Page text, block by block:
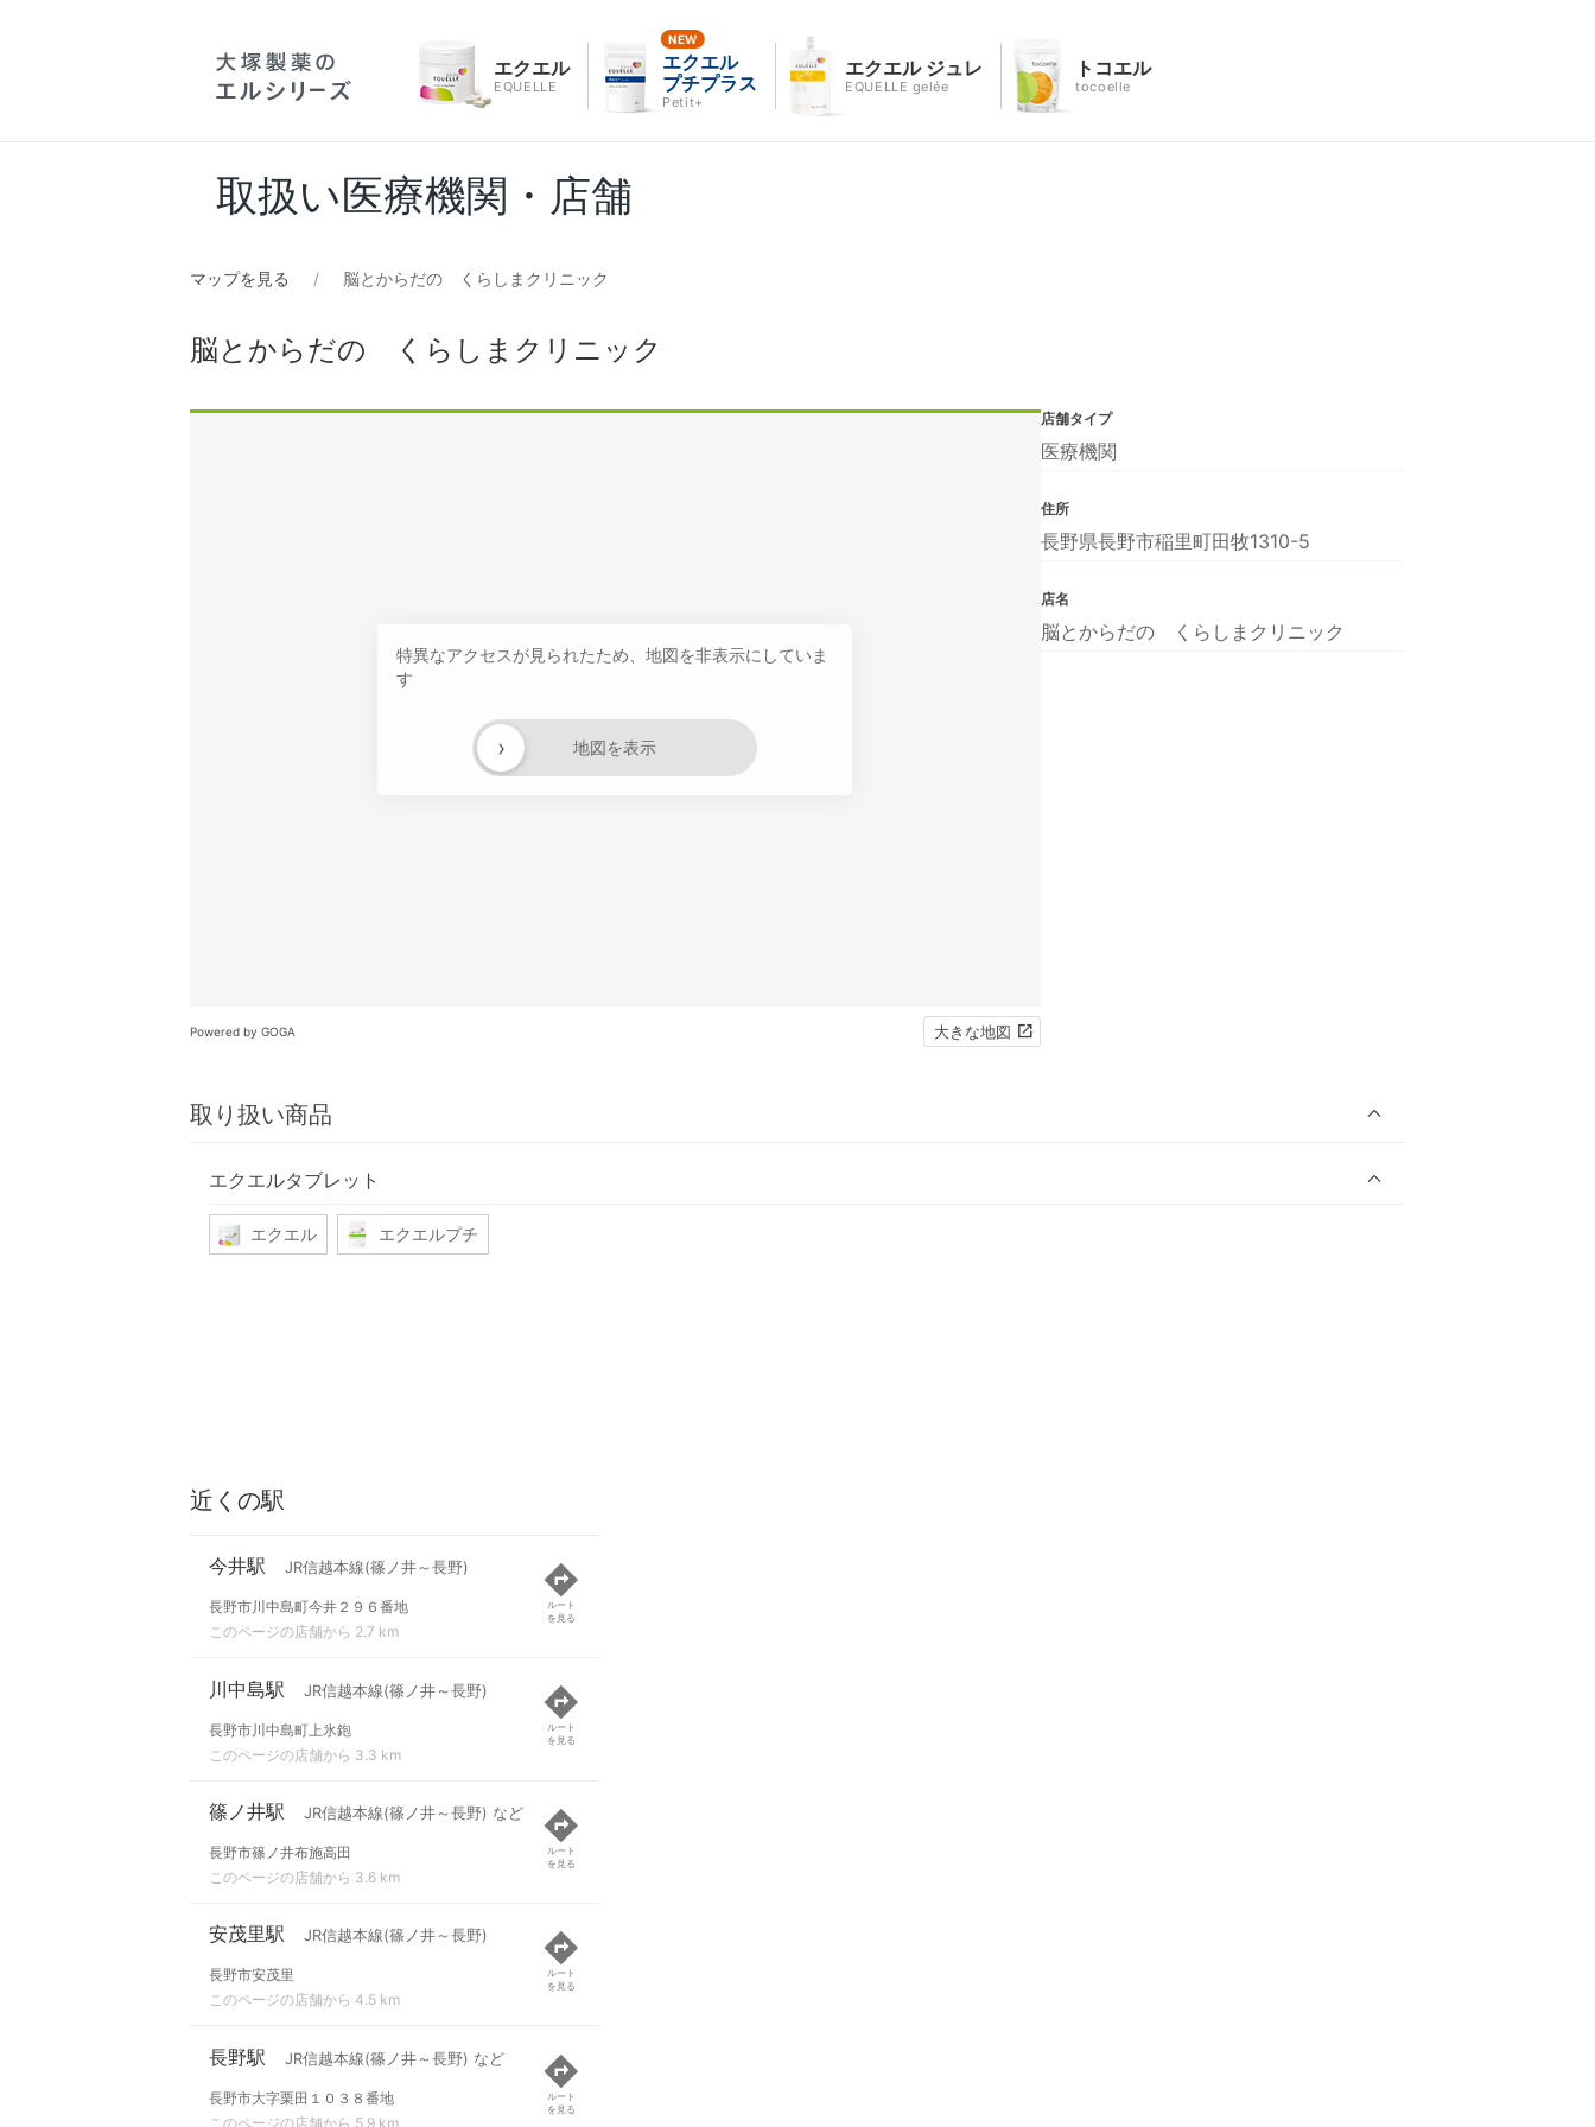
エクエル
EQUELLE
エクエル
プチプラス
Petit+
エクエル ジュレ
EQUELLE gelée
トコエル
tocoelle
取扱い医療機関・店舗
マップを見る 脳とからだの くらしまクリニック
脳とからだの くらしまクリニック
特異なアクセスが見られたため、地図を非表示にしていま
す
地図を表示
›
Powered by GOGA 大きな地図
取り扱い商品
エクエルタブレット
エクエル エクエルプチ
店舗タイプ
医療機関
住所
長野県長野市稲里町田牧1310-5
店名
脳とからだの くらしまクリニック
近くの駅
今井駅 JR信越本線(篠ノ井～長野)
長野市川中島町今井２９６番地
このページの店舗から 2.7 km
ルート
を見る
川中島駅 JR信越本線(篠ノ井～長野)
長野市川中島町上氷鉋
このページの店舗から 3.3 km
ルート
を見る
篠ノ井駅 JR信越本線(篠ノ井～長野) など
長野市篠ノ井布施高田
このページの店舗から 3.6 km
ルート
を見る
安茂里駅 JR信越本線(篠ノ井～長野)
長野市安茂里
このページの店舗から 4.5 km
ルート
を見る
長野駅 JR信越本線(篠ノ井～長野) など
長野市大字栗田１０３８番地
このページの店舗から 5.9 km
ルート
を見る